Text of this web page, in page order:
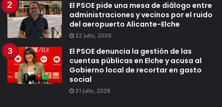
El PSOE pide una mesa de diálogo entre
administraciones y vecinos por el ruido
del aeropuerto Alicante-Elche
22 julio, 2026
El PSOE denuncia la gestión de las
cuentas públicas en Elche y acusa al
Gobierno local de recortar en gasto
social
21 julio, 2026